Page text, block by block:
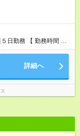
務時間 】
※残業ほとんどありま
詳細へ